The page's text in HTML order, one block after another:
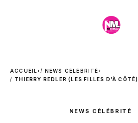
ACCUEIL› NEWS CÉLÉBRITÉ›
THIERRY REDLER (LES FILLES D’À
NEWS CÉLÉBRITÉ